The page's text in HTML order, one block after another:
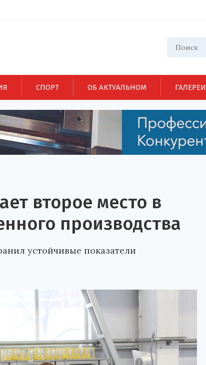
СПОРТ ОБ АКТУАЛЬНОМ ГАЛЕРЕИ
второе место в
производства
устойчивые показатели